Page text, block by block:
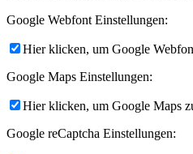
Google Webfont Einstellungen:
Hier klicken, um Google
Google Maps Einstellungen:
Hier klicken, um Google Maps
Google reCaptcha Einstellungen: